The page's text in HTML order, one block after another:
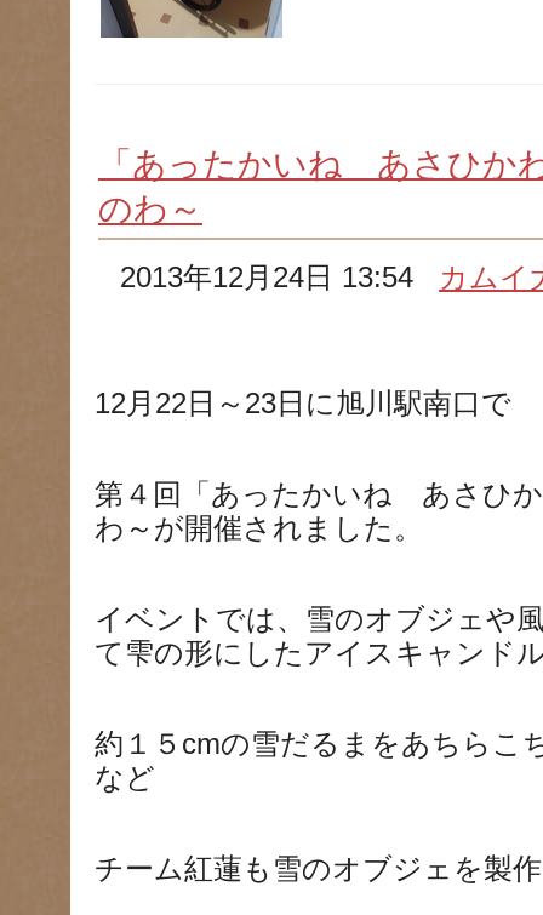
「あったかいね あさひか
のわ～
2013年12月24日 13:54 カムイ
12月22日～23日に旭川駅南口で
第４回「あったかいね あさひ
わ～が開催されました。
イベントでは、雪のオブジェや
て雫の形にしたアイスキャンド
約１５cmの雪だるまをあちらこ
など
チーム紅蓮も雪のオブジェを製